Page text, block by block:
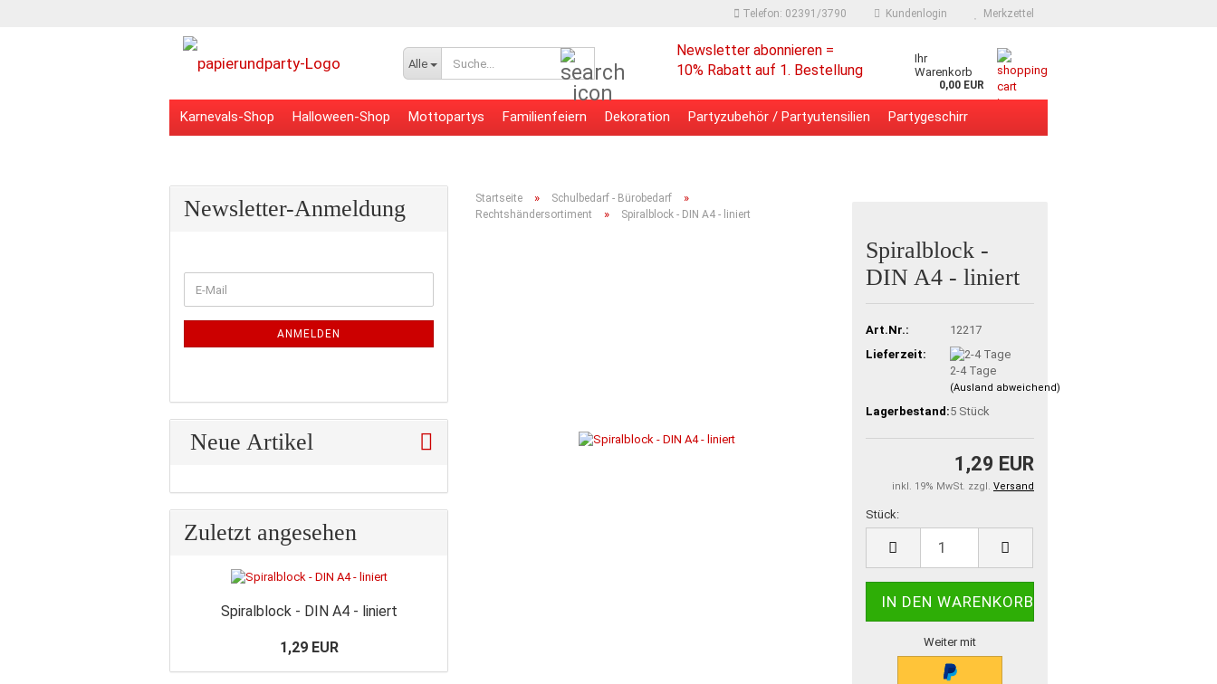
Telefon: 02391/3790 Kundenlogin Merkzettel
Alle
Newsletter abonnieren =
10% Rabatt auf 1. Bestellung
Ihr
Warenkorb
0,00 EUR
Karnevals-Shop Halloween-Shop Mottopartys Familienfeiern Dekoration Partyzubehör / Partyutensilien Partygeschirr
Startseite » Schulbedarf - Bürobedarf »
Rechtshändersortiment » Spiralblock - DIN A4 - liniert
Spiralblock -
DIN A4 - liniert
Art.Nr.:
12217
Lieferzeit:
2-4 Tage
(Ausland abweichend)
Lagerbestand:5 Stück
1,29 EUR
inkl. 19% MwSt. zzgl. Versand
Stück:
Stück
Weiter mit
Newsletter-Anmeldung
ZUR
E-
Mail
ANMELDEN
Neue Artikel
Zuletzt angesehen
Spiralblock - DIN A4 - liniert
1,29 EUR